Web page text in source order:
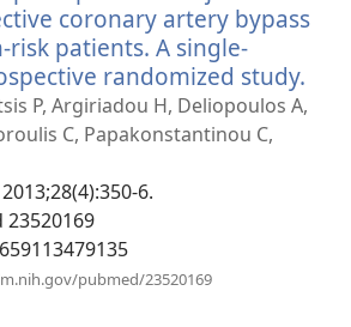
coronary artery bypass
patients. A single-
randomized study.
P, Argiriadou H, Deliopoulos A,
C, Papakonstantinou C,
6.
23520169
pubmed/23520169